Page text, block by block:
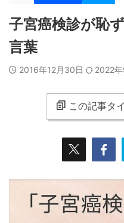
子宮癌検診が恥
言葉
2016年12月30日 2022
この記事タ